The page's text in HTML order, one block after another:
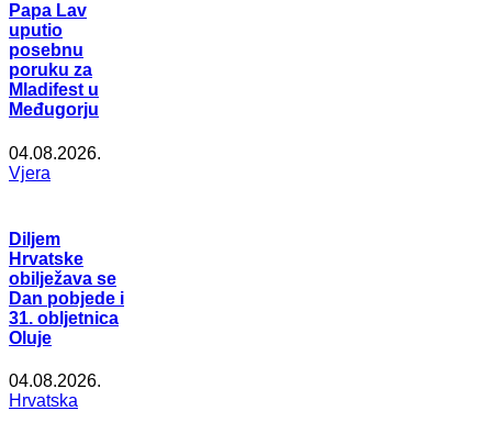
Papa Lav
uputio
posebnu
poruku za
Mladifest u
Međugorju
04.08.2026.
Vjera
Diljem
Hrvatske
obilježava se
Dan pobjede i
31. obljetnica
Oluje
04.08.2026.
Hrvatska